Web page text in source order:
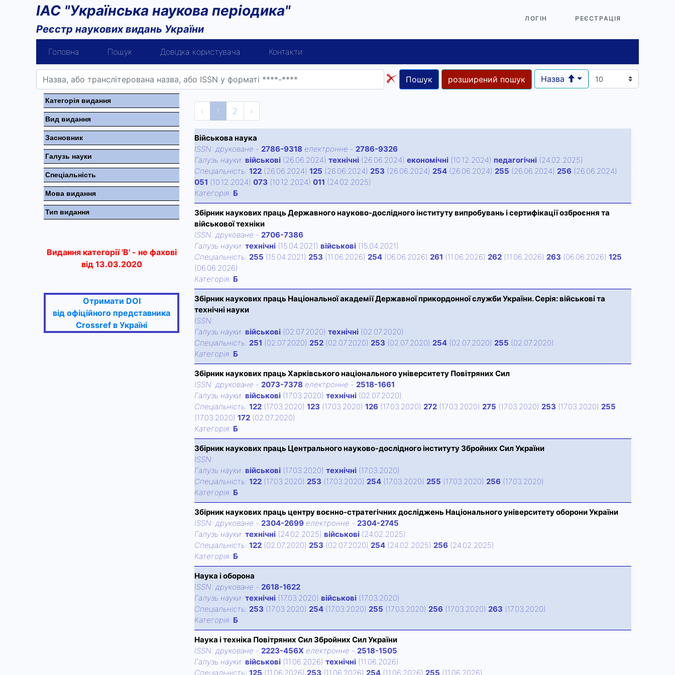
ІАС "Українська наукова періодика"
Реєстр наукових видань України
ЛОГІН РЕЄСТРАЦІЯ
Головна Пошук Довідка користувача Контакти
Пошук розширений пошук Назва
Категорiя видання
Вид видання
Засновник
Галузь науки
Спецiальнiсть
Мова видання
Тип видання
Видання категорії 'В' - не фахові
від 13.03.2020
Отримати DOI
від офіційного представника
Crossref в Україні
‹ 1 2 ›
Військова наука
ISSN: друковане - 2786-9318 електронне - 2786-9326
Галузь науки: військові (26.06.2024) технічні (26.06.2024) економічні (10.12.2024) педагогічні (24.02.2025)
Спецiальнiсть: 122 (26.06.2024) 125 (26.06.2024) 253 (26.06.2024) 254 (26.06.2024) 255 (26.06.2024) 256 (26.06.2024)
051 (10.12.2024) 073 (10.12.2024) 011 (24.02.2025)
Категорiя: Б
Збірник наукових праць Державного науково-дослідного інституту випробувань і сертифікації озброєння та
військової техніки
ISSN: друковане - 2706-7386
Галузь науки: технічні (15.04.2021) військові (15.04.2021)
Спецiальнiсть: 255 (15.04.2021) 253 (11.06.2026) 254 (06.06.2026) 261 (11.06.2026) 262 (11.06.2026) 263 (06.06.2026) 125
(06.06.2026)
Категорiя: Б
Збірник наукових праць Національної академії Державної прикордонної служби України. Серія: військові та
технічні науки
ISSN:
Галузь науки: військові (02.07.2020) технічні (02.07.2020)
Спецiальнiсть: 251 (02.07.2020) 252 (02.07.2020) 253 (02.07.2020) 254 (02.07.2020) 255 (02.07.2020)
Категорiя: Б
Збірник наукових праць Харківського національного університету Повітряних Сил
ISSN: друковане - 2073-7378 електронне - 2518-1661
Галузь науки: військові (17.03.2020) технічні (02.07.2020)
Спецiальнiсть: 122 (17.03.2020) 123 (17.03.2020) 126 (17.03.2020) 272 (17.03.2020) 275 (17.03.2020) 253 (17.03.2020) 255
(17.03.2020) 172 (02.07.2020)
Категорiя: Б
Збірник наукових праць Центрального науково-дослідного інституту Збройних Сил України
ISSN:
Галузь науки: військові (17.03.2020) технічні (17.03.2020)
Спецiальнiсть: 122 (17.03.2020) 253 (17.03.2020) 254 (17.03.2020) 255 (17.03.2020) 256 (17.03.2020)
Категорiя: Б
Збірник наукових праць центру воєнно-стратегічних досліджень Національного університету оборони України
ISSN: друковане - 2304-2699 електронне - 2304-2745
Галузь науки: технічні (24.02.2025) військові (24.02.2025)
Спецiальнiсть: 122 (02.07.2020) 253 (02.07.2020) 254 (24.02.2025) 256 (24.02.2025)
Категорiя: Б
Наука і оборона
ISSN: друковане - 2618-1622
Галузь науки: технічні (17.03.2020) військові (17.03.2020)
Спецiальнiсть: 253 (17.03.2020) 254 (17.03.2020) 255 (17.03.2020) 256 (17.03.2020) 263 (17.03.2020)
Категорiя: Б
Наука і техніка Повітряних Сил Збройних Сил України
ISSN: друковане - 2223-456X електронне - 2518-1505
Галузь науки: військові (11.06.2026) технічні (11.06.2026)
Спецiальнiсть: 125 (11.06.2026) 253 (11.06.2026) 254 (11.06.2026) 255 (11.06.2026)